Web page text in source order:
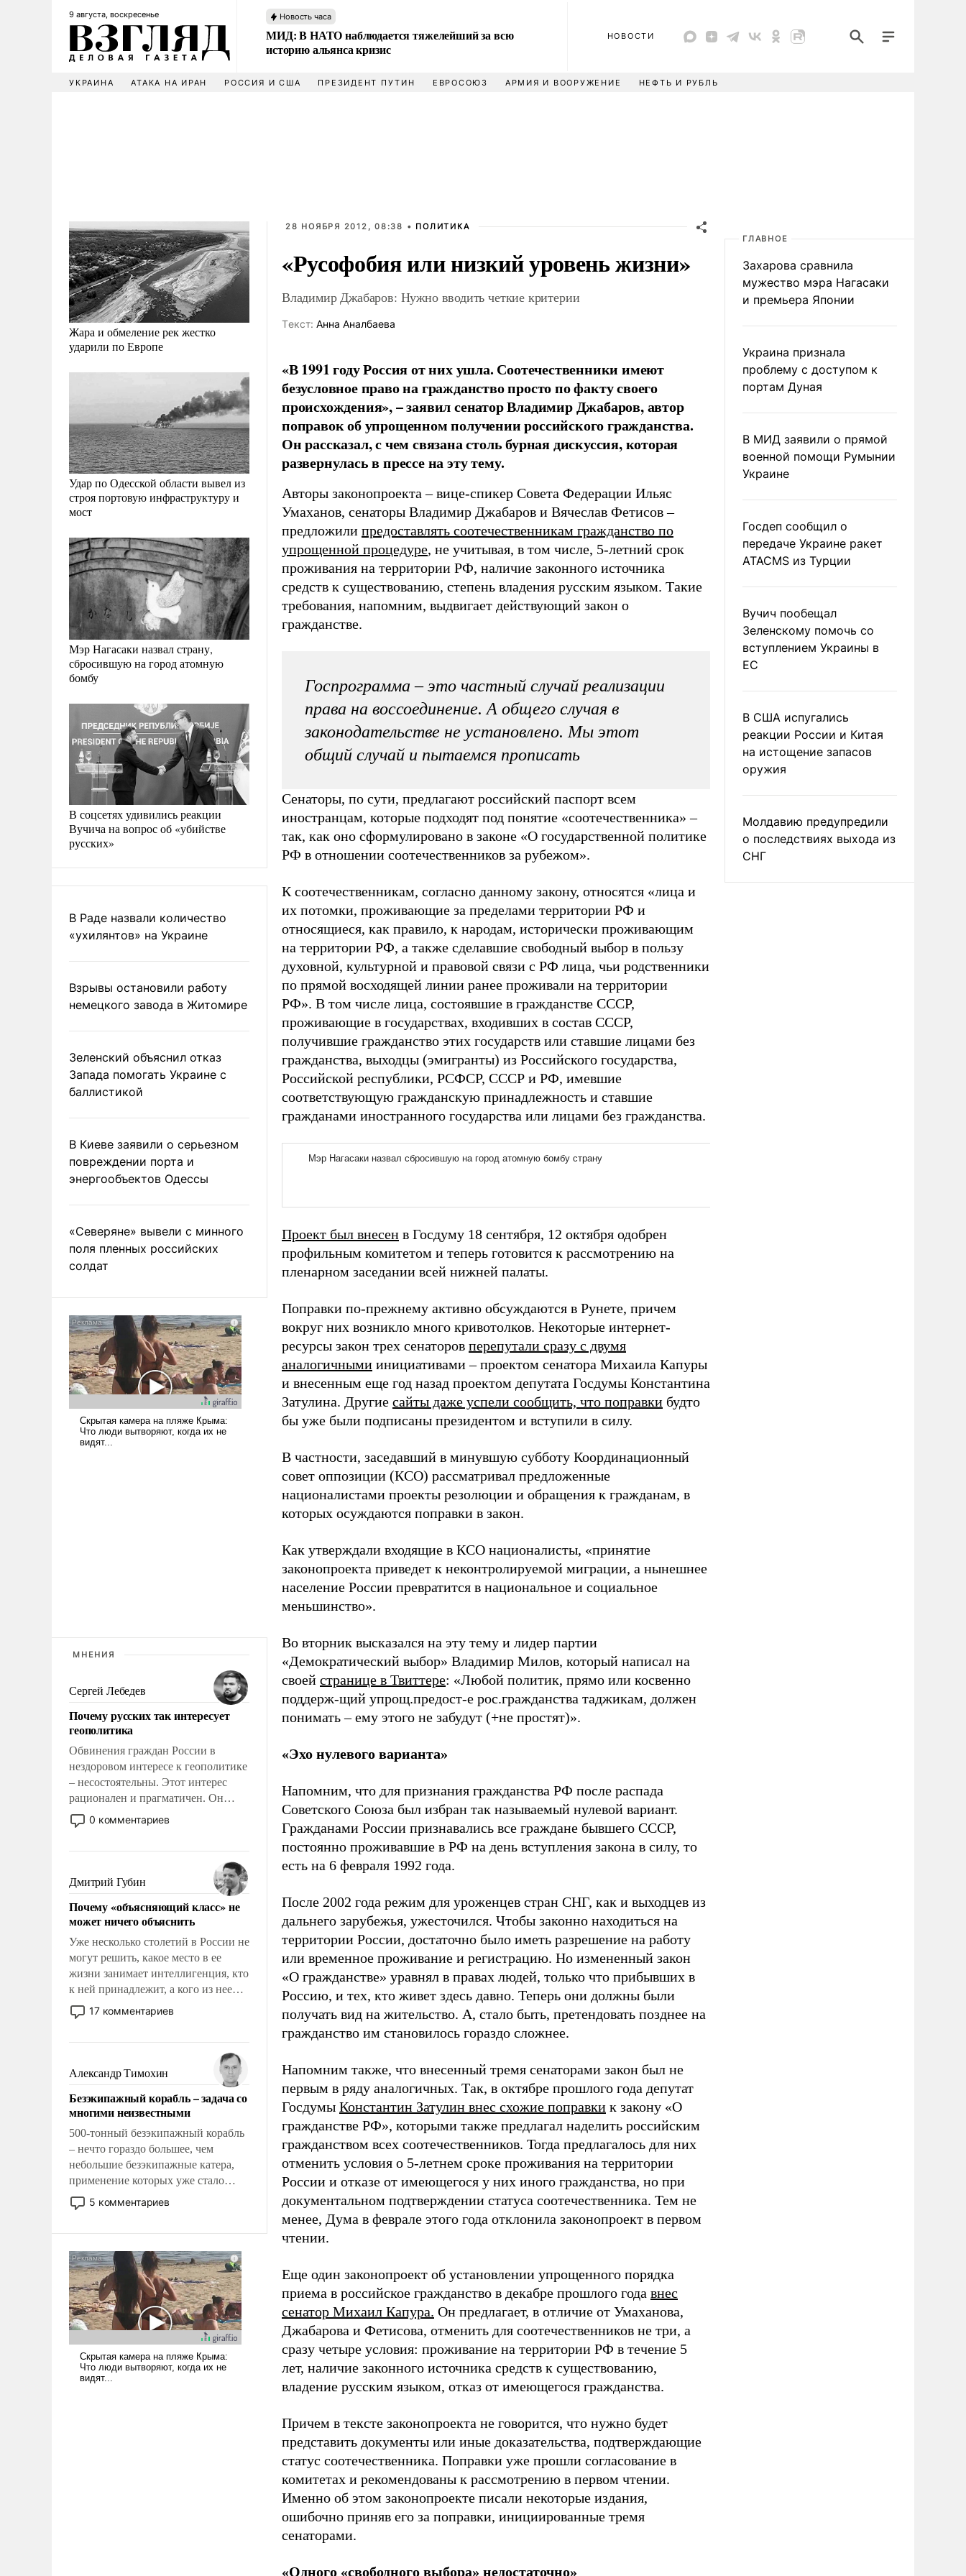
9 августа, воскресенье Новость часа
МИД: В НАТО наблюдается тяжелейший за всю
историю альянса кризис
НОВОСТИ
УКРАИНА АТАКА НА ИРАН РОССИЯ И США ПРЕЗИДЕНТ ПУТИН ЕВРОСОЮЗ АРМИЯ И ВООРУЖЕНИЕ НЕФТЬ И РУБЛЬ
Жара и обмеление рек жестко
ударили по Европе
Удар по Одесской области вывел из
строя портовую инфраструктуру и
мост
Мэр Нагасаки назвал страну,
сбросившую на город атомную
бомбу
В соцсетях удивились реакции
Вучича на вопрос об «убийстве
русских»
В Раде назвали количество
«ухилянтов» на Украине
Взрывы остановили работу
немецкого завода в Житомире
Зеленский объяснил отказ
Запада помогать Украине с
баллистикой
В Киеве заявили о серьезном
повреждении порта и
энергообъектов Одессы
«Северяне» вывели с минного
поля пленных российских
солдат
МНЕНИЯ
Сергей Лебедев
Почему русских так интересует
геополитика
Обвинения граждан России в
нездоровом интересе к геополитике
– несостоятельны. Этот интерес
рационален и прагматичен. Он
обусловлен тысячелетним опытом
выживания в крайне непростых
знанием, что мировая политика
имеет свойство заявляться на порог
нашего дома.
0 комментариев
Дмитрий Губин
Почему «объясняющий класс» не
может ничего объяснить
Уже несколько столетий в России не
могут решить, какое место в ее
жизни занимает интеллигенция, кто
к ней принадлежит, а кого из нее
исключили с правом
восстановления и без оного. И чем
казалось, что эти вопросы решены
раз и навсегда, но – нет, не решены.
17 комментариев
Александр Тимохин
Безэкипажный корабль – задача со
многими неизвестными
500-тонный безэкипажный корабль
– нечто гораздо большее, чем
небольшие безэкипажные катера,
применение которых уже стало
обыденностью. Задача по созданию
такого корабля очень сложна и
наши боевые возможности.
5 комментариев
28 НОЯБРЯ 2012, 08:38 • ПОЛИТИКА
«Русофобия или низкий уровень жизни»
Владимир Джабаров: Нужно вводить четкие критерии
Tекст: Анна Аналбаева
«В 1991 году Россия от них ушла. Соотечественники имеют
безусловное право на гражданство просто по факту своего
происхождения», – заявил сенатор Владимир Джабаров, автор
поправок об упрощенном получении российского гражданства.
Он рассказал, с чем связана столь бурная дискуссия, которая
развернулась в прессе на эту тему.
Авторы законопроекта – вице-спикер Совета Федерации Ильяс
Умаханов, сенаторы Владимир Джабаров и Вячеслав Фетисов –
предложили предоставлять соотечественникам гражданство по
упрощенной процедуре, не учитывая, в том числе, 5-летний срок
проживания на территории РФ, наличие законного источника
средств к существованию, степень владения русским языком. Такие
требования, напомним, выдвигает действующий закон о
гражданстве.
Госпрограмма – это частный случай реализации
права на воссоединение. А общего случая в
законодательстве не установлено. Мы этот
общий случай и пытаемся прописать
Сенаторы, по сути, предлагают российский паспорт всем
иностранцам, которые подходят под понятие «соотечественника» –
так, как оно сформулировано в законе «О государственной политике
РФ в отношении соотечественников за рубежом».
К соотечественникам, согласно данному закону, относятся «лица и
их потомки, проживающие за пределами территории РФ и
относящиеся, как правило, к народам, исторически проживающим
на территории РФ, а также сделавшие свободный выбор в пользу
духовной, культурной и правовой связи с РФ лица, чьи родственники
по прямой восходящей линии ранее проживали на территории
РФ». В том числе лица, состоявшие в гражданстве СССР,
проживающие в государствах, входивших в состав СССР,
получившие гражданство этих государств или ставшие лицами без
гражданства, выходцы (эмигранты) из Российского государства,
Российской республики, РСФСР, СССР и РФ, имевшие
соответствующую гражданскую принадлежность и ставшие
гражданами иностранного государства или лицами без гражданства.
Проект был внесен в Госдуму 18 сентября, 12 октября одобрен
профильным комитетом и теперь готовится к рассмотрению на
пленарном заседании всей нижней палаты.
Поправки по-прежнему активно обсуждаются в Рунете, причем
вокруг них возникло много кривотолков. Некоторые интернет-
ресурсы закон трех сенаторов перепутали сразу с двумя
аналогичными инициативами – проектом сенатора Михаила Капуры
и внесенным еще год назад проектом депутата Госдумы Константина
Затулина. Другие сайты даже успели сообщить, что поправки будто
бы уже были подписаны президентом и вступили в силу.
В частности, заседавший в минувшую субботу Координационный
совет оппозиции (КСО) рассматривал предложенные
националистами проекты резолюции и обращения к гражданам, в
которых осуждаются поправки в закон.
Как утверждали входящие в КСО националисты, «принятие
законопроекта приведет к неконтролируемой миграции, а нынешнее
население России превратится в национальное и социальное
меньшинство».
Во вторник высказался на эту тему и лидер партии
«Демократический выбор» Владимир Милов, который написал на
своей странице в Твиттере: «Любой политик, прямо или косвенно
поддерж-щий упрощ.предост-е рос.гражданства таджикам, должен
понимать – ему этого не забудут (+не простят)».
«Эхо нулевого варианта»
Напомним, что для признания гражданства РФ после распада
Советского Союза был избран так называемый нулевой вариант.
Гражданами России признавались все граждане бывшего СССР,
постоянно проживавшие в РФ на день вступления закона в силу, то
есть на 6 февраля 1992 года.
После 2002 года режим для уроженцев стран СНГ, как и выходцев из
дальнего зарубежья, ужесточился. Чтобы законно находиться на
территории России, достаточно было иметь разрешение на работу
или временное проживание и регистрацию. Но измененный закон
«О гражданстве» уравнял в правах людей, только что прибывших в
Россию, и тех, кто живет здесь давно. Теперь они должны были
получать вид на жительство. А, стало быть, претендовать позднее на
гражданство им становилось гораздо сложнее.
Напомним также, что внесенный тремя сенаторами закон был не
первым в ряду аналогичных. Так, в октябре прошлого года депутат
Госдумы Константин Затулин внес схожие поправки к закону «О
гражданстве РФ», которыми также предлагал наделить российским
гражданством всех соотечественников. Тогда предлагалось для них
отменить условия о 5-летнем сроке проживания на территории
России и отказе от имеющегося у них иного гражданства, но при
документальном подтверждении статуса соотечественника. Тем не
менее, Дума в феврале этого года отклонила законопроект в первом
чтении.
Еще один законопроект об установлении упрощенного порядка
приема в российское гражданство в декабре прошлого года внес
сенатор Михаил Капура. Он предлагает, в отличие от Умаханова,
Джабарова и Фетисова, отменить для соотечественников не три, а
сразу четыре условия: проживание на территории РФ в течение 5
лет, наличие законного источника средств к существованию,
владение русским языком, отказ от имеющегося гражданства.
Причем в тексте законопроекта не говорится, что нужно будет
представить документы или иные доказательства, подтверждающие
статус соотечественника. Поправки уже прошли согласование в
комитетах и рекомендованы к рассмотрению в первом чтении.
Именно об этом законопроекте писали некоторые издания,
ошибочно приняв его за поправки, инициированные тремя
сенаторами.
«Одного «свободного выбора» недостаточно»
ГЛАВНОЕ
Захарова сравнила
мужество мэра Нагасаки
и премьера Японии
Украина признала
проблему с доступом к
портам Дуная
В МИД заявили о прямой
военной помощи Румынии
Украине
Госдеп сообщил о
передаче Украине ракет
ATACMS из Турции
Вучич пообещал
Зеленскому помочь со
вступлением Украины в
ЕС
В США испугались
реакции России и Китая
на истощение запасов
оружия
Молдавию предупредили
о последствиях выхода из
СНГ